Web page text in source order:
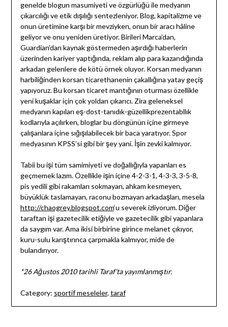
genelde blogun masumiyeti ve özgürlüğü ile medyanın
çıkarcılığı ve etik dışılığı sentezleniyor. Blog, kapitalizme ve
onun üretimine karşı bir mevziyken, onun bir aracı hâline
geliyor ve onu yeniden üretiyor. Birileri Marca’dan,
Guardian’dan kaynak göstermeden aşırdığı haberlerin
üzerinden kariyer yaptığında, reklam alıp para kazandığında
arkadan gelenlere de kötü örnek oluyor. Korsan medyanın
harbiliğinden korsan ticarethanenin çakallığına yatay geçiş
yapıyoruz. Bu korsan ticaret mantığının oturması özellikle
yeni kuşaklar için çok yoldan çıkarıcı. Zira geleneksel
medyanın kapıları eş-dost-tanıdık-güzellikprezentabllık
kodlarıyla açılırken, bloglar bu döngünün içine girmeye
çalışanlara içine sığışılabilecek bir baca yaratıyor. Spor
medyasının KPSS’si gibi bir şey yani. İşin zevki kalmıyor.
Tabii bu işi tüm samimiyeti ve doğallığıyla yapanları es
geçmemek lazım. Özellikle işin içine 4-2-3-1, 4-3-3, 3-5-8,
pis yedili gibi rakamları sokmayan, ahkam kesmeyen,
büyüklük taslamayan, raconu bozmayan arkadaşları, mesela
http://chaogrey.blogspot.com‘u severek izliyorum. Diğer
taraftan işi gazetecilik etiğiyle ve gazetecilik gibi yapanlara
da saygım var. Ama ikisi birbirine girince melanet çıkıyor,
kuru-sulu karıştırınca çarpmakla kalmıyor, mide de
bulandırıyor.
*26 Ağustos 2010 tarihli Taraf’ta yayımlanmıştır.
Category: sportif meseleler, taraf